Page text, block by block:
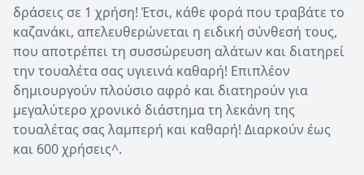
δράσεις σε 1 χρήση! Έτσι, κάθε φορά που τραβάτε το
καζανάκι, απελευθερώνεται η ειδική σύνθεσή τους,
που αποτρέπει τη συσσώρευση αλάτων και διατηρεί
την τουαλέτα σας υγιεινά καθαρή! Επιπλέον
δημιουργούν πλούσιο αφρό και διατηρούν για
μεγαλύτερο χρονικό διάστημα τη λεκάνη της
τουαλέτας σας λαμπερή και καθαρή! Διαρκούν έως
και 600 χρήσεις^.